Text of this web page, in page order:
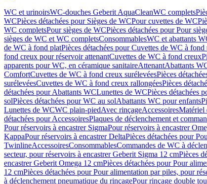
WC et urinoirsWC-douches Geberit AquaCleanWC complets
WCPièces détachées pour Sièges de WCPour cuvettes de WC
WC completsPour sièges de WCPièces détachées pour Pour
sièges de WC et WC completsConsommablesWC et abattants
de WC à fond platPièces détachées pour Cuvettes de WC à fond
fond creux pour réservoir attenantCuvettes de WC à fond creux
apparents pour WC, en céramique sanitaireAttenantAbattants
ComfortCuvettes de WC à fond creux surélevéesPièces
surélevéesCuvettes de WC à fond creux rallongéesPièces
détachées pour Abattants WCLunettes de WCPièces détachées
solPièces détachées pour WC au solAbattants WC pour enfants
Lunettes de WCWC plain-piedAvec rinçageAccessoiresMatériel
détachées pour AccessoiresPlaques de déclenchement et
Pour réservoirs à encastrer SigmaPour réservoirs à encastrer
KappaPour réservoirs à encastrer DeltaPièces détachées pour
TwinlineAccessoiresConsommablesCommandes de WC à
secteur, pour réservoirs à encastrer Geberit Sigma 12 cmPièces
encastrer Geberit Omega 12 cmPièces détachées pour Pour
12 cmPièces détachées pour Pour alimentation par piles, pour
à déclenchement pneumatique du rinçagePour rinçage double